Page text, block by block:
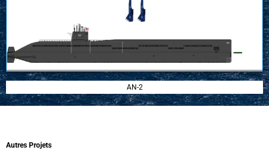
AN-2
Autres Projets